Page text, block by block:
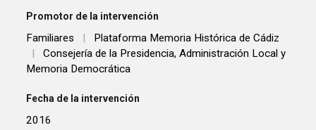
Promotor de la intervención
Familiares
Plataforma Memoria Histórica de Cádiz
Consejería de la Presidencia, Administración Local y
Memoria Democrática
Fecha de la intervención
2016